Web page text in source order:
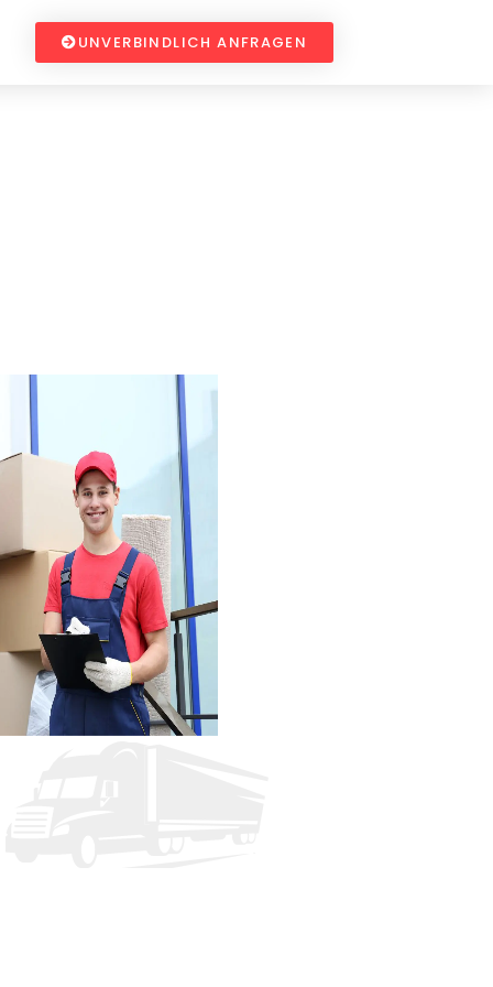
UNVERBINDLICH ANFRAGEN